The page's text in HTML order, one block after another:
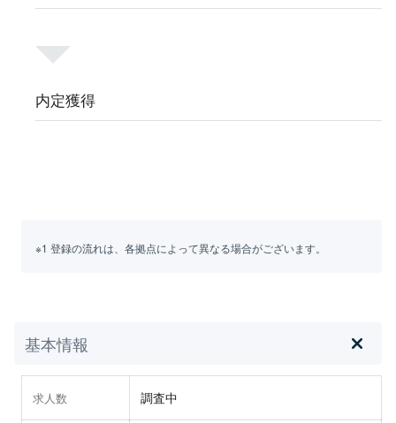
内定獲得
※1 登録の流れは、各拠点によって異なる場合がございます。
基本情報
求人数 調査中